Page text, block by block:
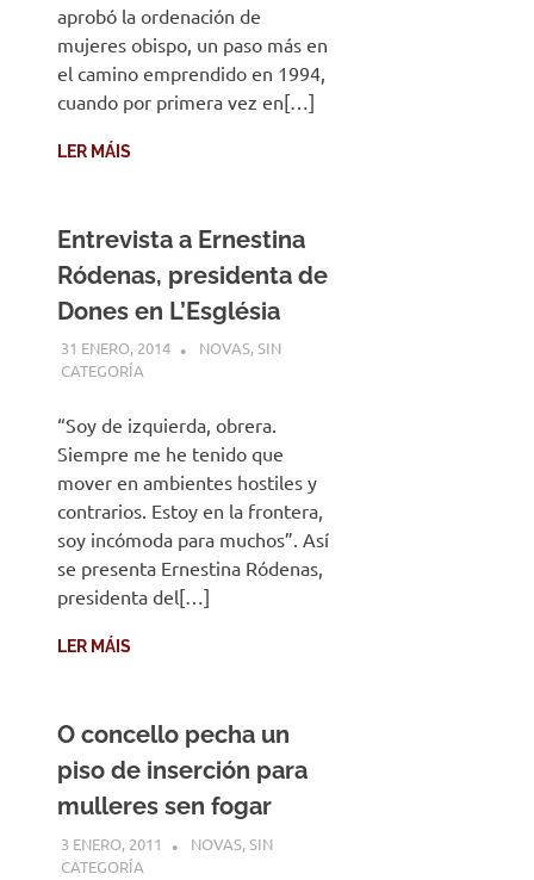
aprobó la ordenación de
mujeres obispo, un paso más en
el camino emprendido en 1994,
cuando por primera vez en[…]
LER MÁIS
Entrevista a Ernestina
Ródenas, presidenta de
Dones en L’Església
31 ENERO, 2014 DESARROLLO
NOVAS,SIN
CATEGORÍA
“Soy de izquierda, obrera.
Siempre me he tenido que
mover en ambientes hostiles y
contrarios. Estoy en la frontera,
soy incómoda para muchos”. Así
se presenta Ernestina Ródenas,
presidenta del[…]
LER MÁIS
O concello pecha un
piso de inserción para
mulleres sen fogar
3 ENERO, 2011 DESARROLLO
NOVAS,SIN
CATEGORÍA